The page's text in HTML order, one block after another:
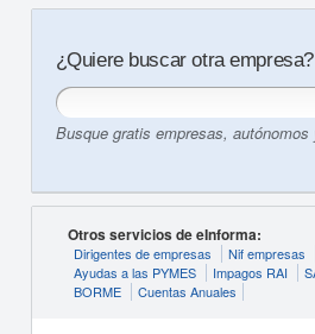
¿Quiere buscar otra empresa?
Busque gratis empresas,
Otros servicios de eInforma:
Dirigentes de empresas Nif empresas
Ayudas a las PYMES
Impagos RAI
BORME
Cuentas Anuales